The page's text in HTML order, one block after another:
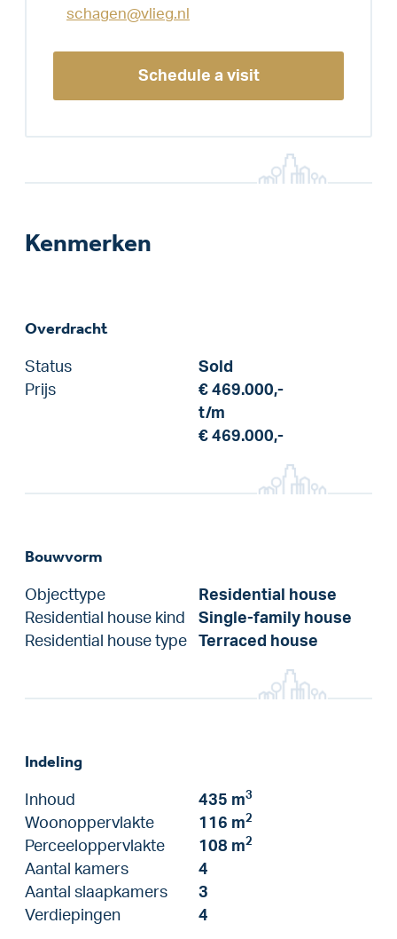
schagen@vlieg.nl
Schedule a visit
Kenmerken
Overdracht
Status
Sold
Prijs
€ 469.000,-
t/m
€ 469.000,-
Bouwvorm
Objecttype
Residential house
Residential house kind
Single-family house
Residential house type
Terraced house
Indeling
Inhoud 435 m3
Woonoppervlakte 116 m2
Perceeloppervlakte 108 m2
Aantal kamers
4
Aantal slaapkamers
3
Verdiepingen
4